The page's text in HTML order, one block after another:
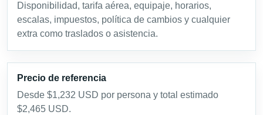
Disponibilidad, tarifa aérea, equipaje, horarios,
escalas, impuestos, política de cambios y cualquier
extra como traslados o asistencia.
Precio de referencia
Desde $1,232 USD por persona y total estimado
$2,465 USD.